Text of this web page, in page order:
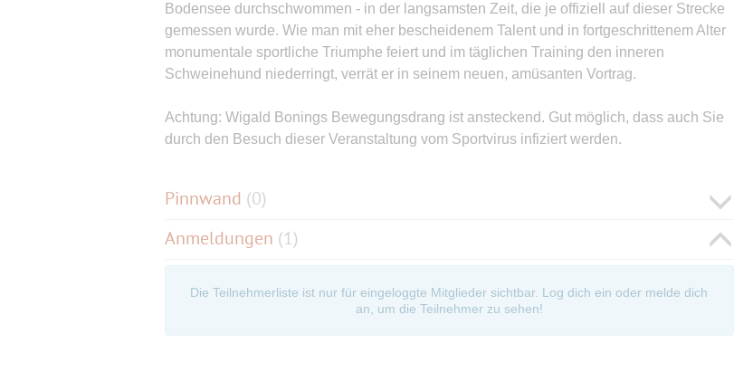
Bodensee durchschwommen - in der langsamsten Zeit, die je offiziell auf dieser Strecke
gemessen wurde. Wie man mit eher bescheidenem Talent und in fortgeschrittenem Alter
monumentale sportliche Triumphe feiert und im täglichen Training den inneren
Schweinehund niederringt, verrät er in seinem neuen, amüsanten Vortrag.
Achtung: Wigald Bonings Bewegungsdrang ist ansteckend. Gut möglich, dass auch Sie
durch den Besuch dieser Veranstaltung vom Sportvirus infiziert werden.
Pinnwand (0)
Anmeldungen (1)
Die Teilnehmerliste ist nur für eingeloggte Mitglieder sichtbar. Log dich ein oder melde dich
an, um die Teilnehmer zu sehen!